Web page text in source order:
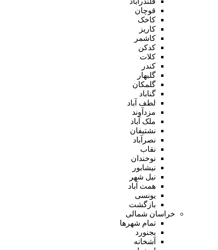
قوچان
کاخک
کاریز
کاشمر
کدکن
کلات
کندر
گلبهار
گلمکان
گناباد
لطف آباد
مزدآوند
ملک آباد
نشتیفان
نصرآباد
نقاب
نوخندان
نیشابور
نیل شهر
همت آباد
یونسی
بازگشت
خراسان شمالی
تمام شهر‌ها
بجنورد
آشخانه